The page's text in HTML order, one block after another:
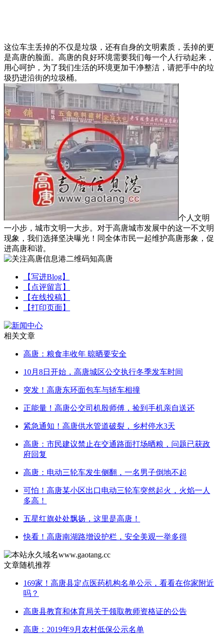
这位车主丢掉的不仅是垃圾，还有自身的文明素质，丢掉的更
是高唐的脸面。高唐的良好环境需要我们每一个人行动起来，
用心呵护，为了我们生活的环境更加干净整洁，请把手中的垃
圾扔进沿街的垃圾桶。
个人文明
一小步，城市文明一大步。对于高唐城市发展中的这一不文明
现象，我们选择坚决曝光！同全体市民一起维护高唐形象，促
进高唐和谐。
【写进Blog】
【点评留言】
【在线投稿】
【打印页面】
相关文章
高唐：粮食丰收年 晾晒要安全
10月8日开始，高唐城区公交执行冬季发车时间
突发！高唐东环面包车与轿车相撞
正能量！高唐公交司机殷师傅，捡到手机亲自送还
紧急通知！高唐供水管道破裂，乡村停水3天
高唐：市民建议禁止在交通路面打场晒粮，问题已获政
府回复
高唐：电动三轮车发生侧翻，一名男子倒地不起
可怕！高唐某小区出口电动三轮车突然起火，火焰一人
多高！
五星红旗处处飘扬，这里是高唐！
快看！高唐南湖路增设护栏，安全美观一举多得
文章随机推荐
169家！高唐县定点医药机构名单公示，看看在你家附近
吗？
高唐县教育和体育局关于领取教师资格证的公告
高唐：2019年9月农村低保公示名单